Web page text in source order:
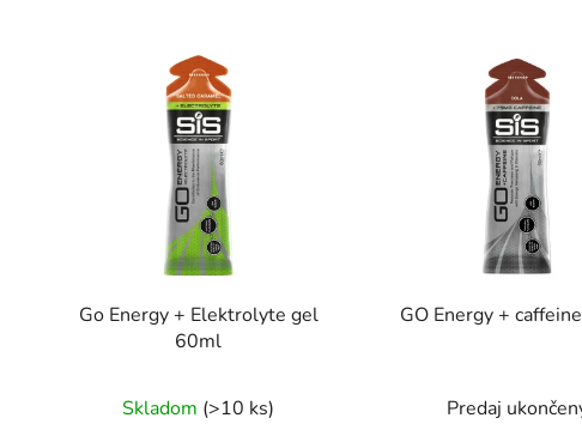
Go Energy + Elektrolyte gel
60ml
Skladom (>10 ks)
GO Energy +
Predaj